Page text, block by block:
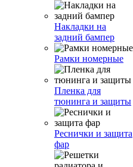
Накладки на
задний бампер
Рамки номерные
Пленка для
тюнинга и защиты
Реснички и защита
фар